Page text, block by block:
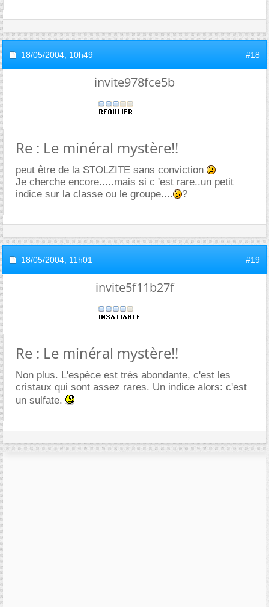
18/05/2004, 10h49 #18
invite978fce5b
Re : Le minéral mystère!!
peut être de la STOLZITE sans conviction
Je cherche encore.....mais si c 'est rare..un petit
indice sur la classe ou le groupe....
?
18/05/2004, 11h01 #19
invite5f11b27f
Re : Le minéral mystère!!
Non plus. L'espèce est très abondante, c'est les
cristaux qui sont assez rares. Un indice alors: c'est
un sulfate.